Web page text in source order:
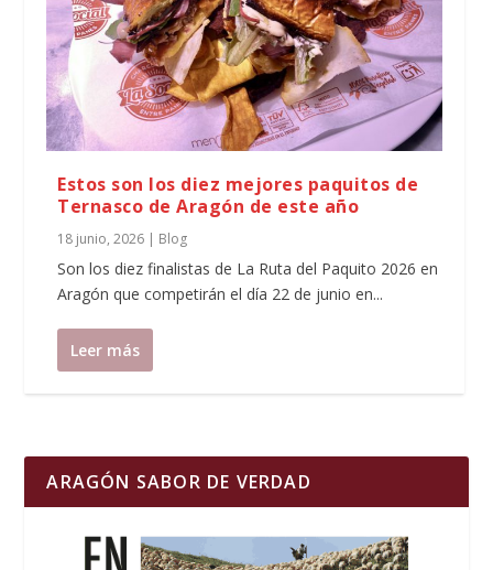
Estos son los diez mejores paquitos de
Ternasco de Aragón de este año
18 junio, 2026 | Blog
Son los diez finalistas de La Ruta del Paquito 2026 en
Aragón que competirán el día 22 de junio en...
Leer más
ARAGÓN SABOR DE VERDAD